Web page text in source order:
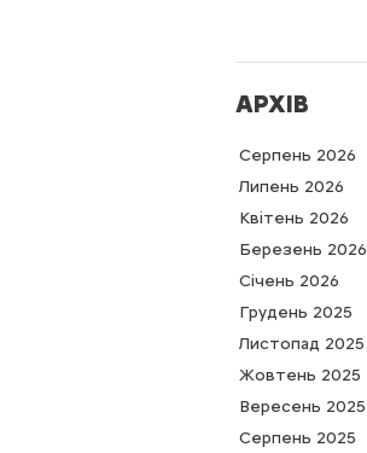
АРХІВ
Серпень 2026
Липень 2026
Квітень 2026
Березень 2026
Cічень 2026
Грудень 2025
Листопад 2025
Жовтень 2025
Вересень 2025
Серпень 2025